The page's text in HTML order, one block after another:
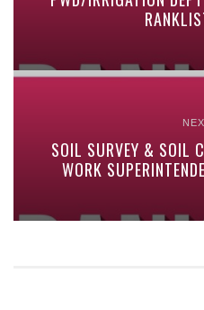
SOIL SURVEY & SOIL
WORK